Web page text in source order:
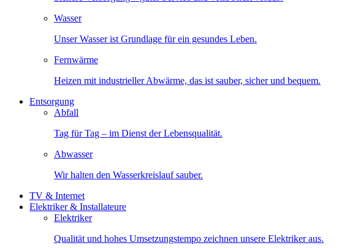
Wasser
Unser Wasser ist Grundlage für ein gesundes Leben.
Fernwärme
Heizen mit industrieller Abwärme, das ist sauber, sicher und bequem.
Entsorgung
Abfall
Tag für Tag – im Dienst der Lebensqualität.
Abwasser
Wir halten den Wasserkreislauf sauber.
TV & Internet
Elektriker & Installateure
Elektriker
Qualität und hohes Umsetzungstempo zeichnen unsere Elektriker aus.